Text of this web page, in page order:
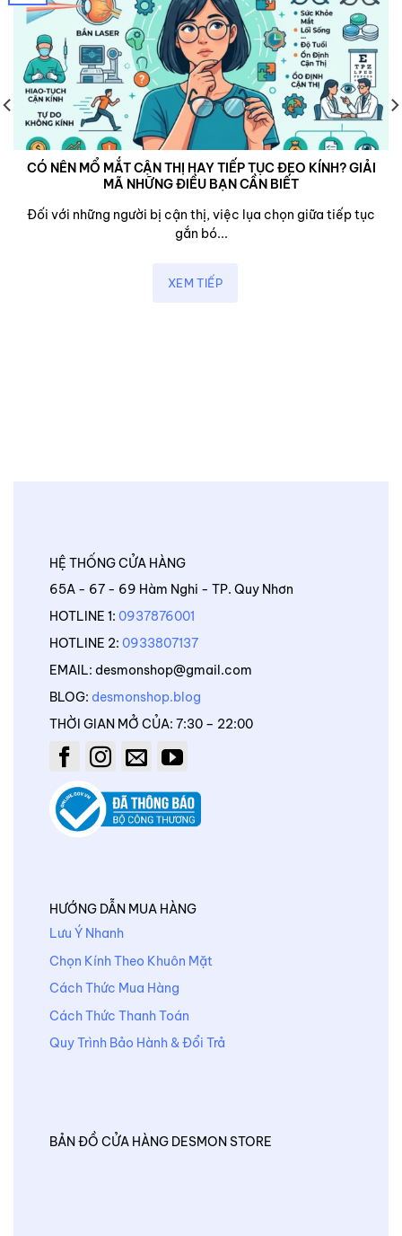
CÓ NÊN MỔ MẮT CẬN THỊ HAY TIẾP TỤC ĐEO KÍNH? GIẢI
MÃ NHỮNG ĐIỀU BẠN CẦN BIẾT
Đối với những người bị cận thị, việc lụa chọn giữa tiếp tục
gắn bó...
XEM TIẾP
HỆ THỐNG CỬA HÀNG
65A - 67 - 69 Hàm Nghi - TP. Quy Nhơn
HOTLINE 1: 0937876001
HOTLINE 2: 0933807137
EMAIL: desmonshop@gmail.com
BLOG: desmonshop.blog
THỜI GIAN MỞ CỦA: 7:30 – 22:00
HƯỚNG DẪN MUA HÀNG
Lưu Ý Nhanh
Chọn Kính Theo Khuôn Mặt
Cách Thức Mua Hàng
Cách Thức Thanh Toán
Quy Trình Bảo Hành & Đổi Trả
BẢN ĐỒ CỬA HÀNG DESMON STORE